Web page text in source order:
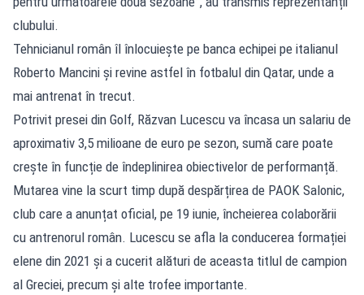
clubului.
Tehnicianul român îl înlocuiește pe banca echipei pe italianul
Roberto Mancini și revine astfel în fotbalul din Qatar, unde a
mai antrenat în trecut.
Potrivit presei din Golf, Răzvan Lucescu va încasa un salariu de
aproximativ 3,5 milioane de euro pe sezon, sumă care poate
crește în funcție de îndeplinirea obiectivelor de performanță.
Mutarea vine la scurt timp după despărțirea de PAOK Salonic,
club care a anunțat oficial, pe 19 iunie, încheierea colaborării
cu antrenorul român. Lucescu se afla la conducerea formației
elene din 2021 și a cucerit alături de aceasta titlul de campion
al Greciei, precum și alte trofee importante.